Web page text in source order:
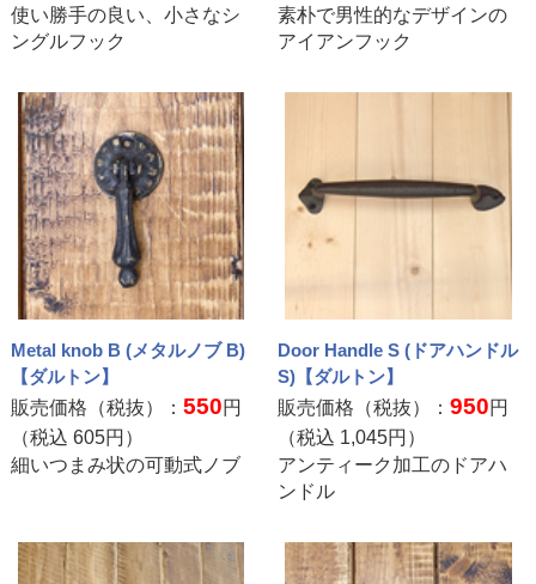
使い勝手の良い、小さなシ
ングルフック
素朴で男性的なデザインの
アイアンフック
Metal knob B (メタルノブ B)
【ダルトン】
販売価格（税抜）： 550円
（税込 605円）
細いつまみ状の可動式ノブ
Door Handle S (ドアハンドル
S)【ダルトン】
販売価格（税抜）：950円
（税込 1,045円）
アンティーク加工のドアハ
ンドル